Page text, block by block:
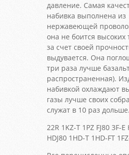
давление. Самая
набивка выполнена из
нержавеющей
она не боится высоких
за счет своей
выдувается. Она
три раза лучше
распространенная).
набивкой охлаждают
газы лучше своих
служат в 10 раз дольше.
22R 1KZ-T 1PZ FJ80 3F-E
HDJ80 1HD-T 1HD-FT